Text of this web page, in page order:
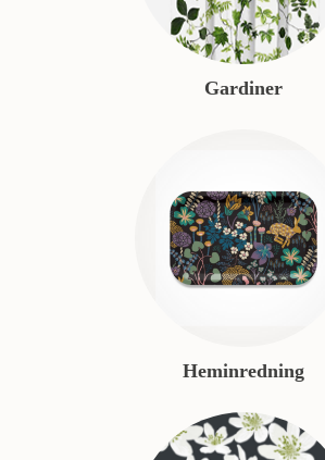
Gardiner
Heminredning